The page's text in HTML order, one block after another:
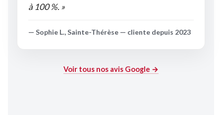
à 100 %. »
— Sophie L., Sainte-Thérèse — cliente depuis 2023
Voir tous nos avis Google →